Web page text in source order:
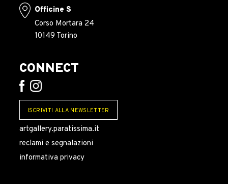
Officine S
Corso Mortara 24
10149 Torino
CONNECT
ISCRIVITI ALLA NEWSLETTER
artgallery.paratissima.it
reclami e segnalazioni
informativa privacy